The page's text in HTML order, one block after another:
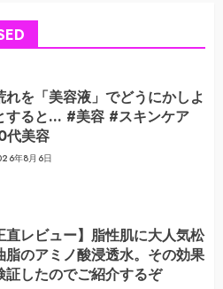
れを「美容液」でどうにかしよ
すると… #美容 #スキンケア
代美容
年8月6日
直レビュー】脂性肌に大人気松
脂のアミノ酸浸透水。その効果
証したのでご紹介するぞ